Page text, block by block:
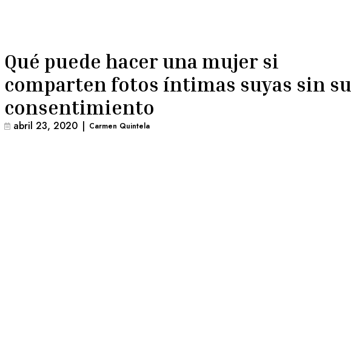
Qué puede hacer una mujer si
comparten fotos íntimas suyas sin su
consentimiento
abril 23, 2020 | Carmen Quintela